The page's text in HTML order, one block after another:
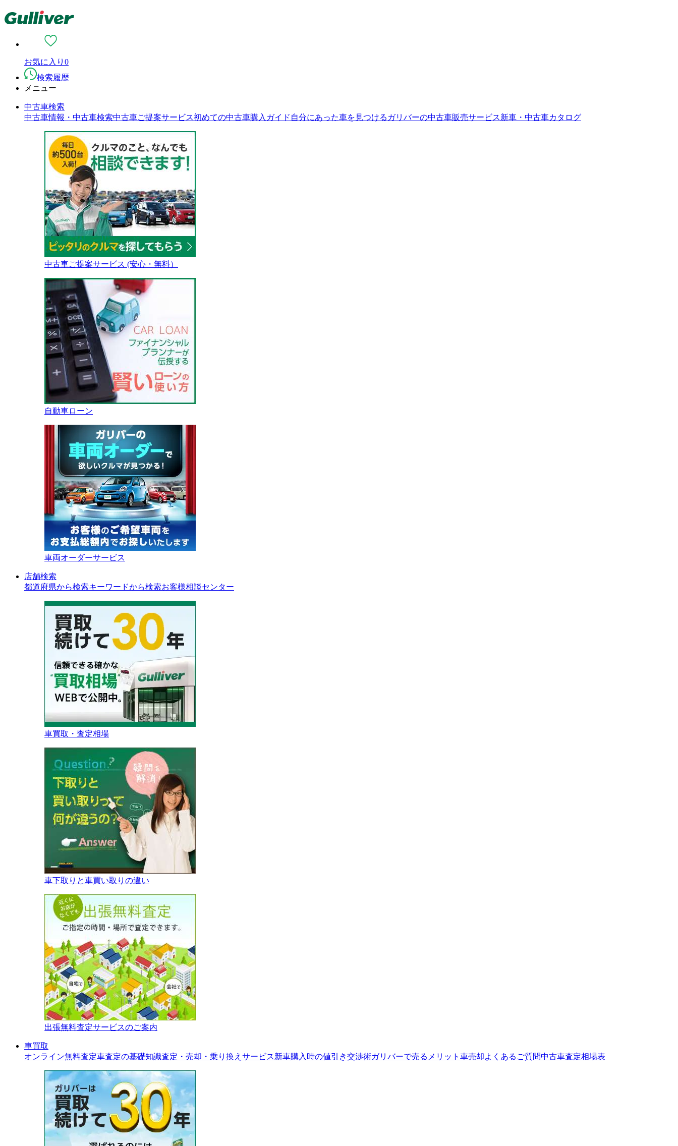
お気に入り 0
検索履歴
メニュー
中古車検索
中古車情報・中古車検索中古車ご提案サービス初めての中古車購入ガイド 自分にあった車を見つける ガリバーの中古車販売サービス新車・中古車カタログ
中古車ご提案サービス (安心・無料）
自動車ローン
車両オーダーサービス
店舗検索
都道府県から検索キーワードから検索お客様相談センター
車買取・査定相場
車下取りと車買い取りの違い
出張無料査定サービスのご案内
車買取
オンライン無料査定車査定の基礎知識査定・売却・乗り換えサービス新車購入時の値引き交渉術ガリバーで売るメリット 車売却よくあるご質問中古車査定相場表